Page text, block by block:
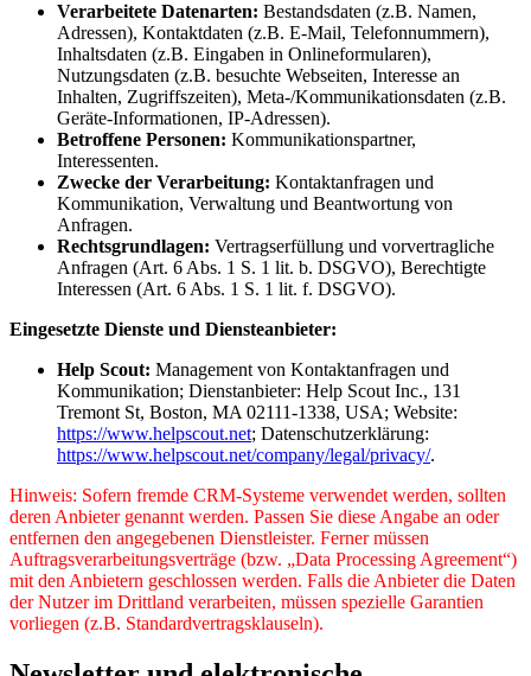
Verarbeitete Datenarten: Bestandsdaten (z.B. Namen,
Adressen), Kontaktdaten (z.B. E-Mail, Telefonnummern),
Inhaltsdaten (z.B. Eingaben in Onlineformularen),
Nutzungsdaten (z.B. besuchte Webseiten, Interesse an
Inhalten, Zugriffszeiten), Meta-/Kommunikationsdaten (z.B.
Geräte-Informationen, IP-Adressen).
Betroffene Personen: Kommunikationspartner,
Interessenten.
Zwecke der Verarbeitung: Kontaktanfragen und
Kommunikation, Verwaltung und Beantwortung von
Anfragen.
Rechtsgrundlagen: Vertragserfüllung und vorvertragliche
Anfragen (Art. 6 Abs. 1 S. 1 lit. b. DSGVO), Berechtigte
Interessen (Art. 6 Abs. 1 S. 1 lit. f. DSGVO).
Eingesetzte Dienste und Diensteanbieter:
Help Scout: Management von Kontaktanfragen und
Kommunikation; Dienstanbieter: Help Scout Inc., 131
Tremont St, Boston, MA 02111-1338, USA; Website:
https://www.helpscout.net; Datenschutzerklärung:
https://www.helpscout.net/company/legal/privacy/.
Hinweis: Sofern fremde CRM-Systeme verwendet werden, sollten
deren Anbieter genannt werden. Passen Sie diese Angabe an oder
entfernen den angegebenen Dienstleister. Ferner müssen
Auftragsverarbeitungsverträge (bzw. „Data Processing Agreement“)
mit den Anbietern geschlossen werden. Falls die Anbieter die Daten
der Nutzer im Drittland verarbeiten, müssen spezielle Garantien
vorliegen (z.B. Standardvertragsklauseln).